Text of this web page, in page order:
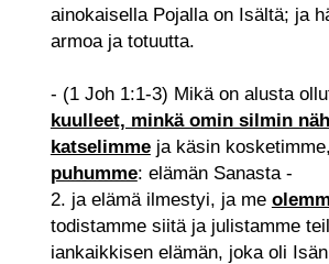
ainokaisella Pojalla on Isältä; ja
armoa ja totuutta.
- (1 Joh 1:1-3) Mikä on alusta
kuulleet, minkä omin silmin
katselimmeja käsin kosketimme,
puhumme: elämän Sanasta -
2. ja elämä ilmestyi, ja me
todistamme siitä ja julistamme
iankaikkisen elämän, joka oli